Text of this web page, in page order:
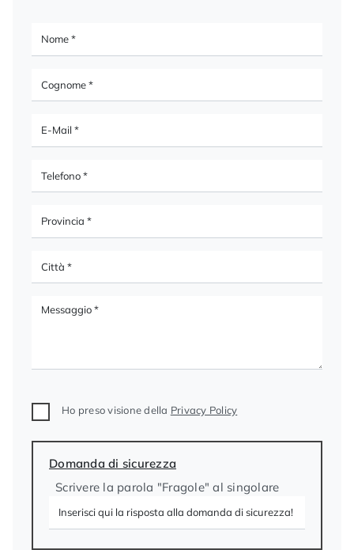
Ho preso visione della Privacy Policy
Domanda di sicurezza
Scrivere la parola "Fragole" al singolare